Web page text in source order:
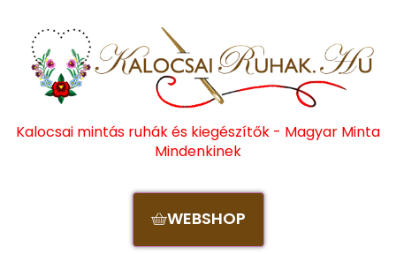
Kalocsai mintás ruhák és kiegészítők - Magyar Minta
Mindenkinek
WEBSHOP